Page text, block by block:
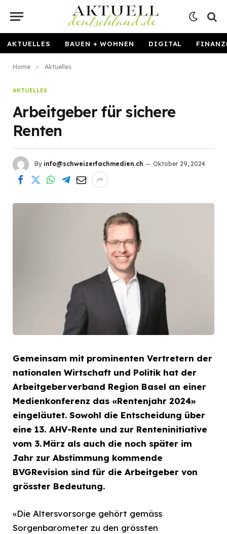
AKTUELLES BAUEN + WOHNEN DIGITAL
Home » Aktuelles
AKTUELLES
Arbeitgeber für sichere
Renten
By info@schweizerfachmedien.ch Oktober 29, 2024
Gemeinsam mit prominenten Vertretern der
nationalen Wirtschaft und Politik hat der
Arbeitgeberverband Region Basel an einer
Medienkonferenz das «Rentenjahr 2024»
eingeläutet. Sowohl die Entscheidung über
eine 13. AHV-Rente und zur Renteninitiative
vom 3. März als auch die noch später im
Jahr zur Abstimmung kommende
BVGRevision sind für die Arbeitgeber von
grösster Bedeutung.
«Die Altersvorsorge gehört gemäss
Sorgenbarometer zu den grössten